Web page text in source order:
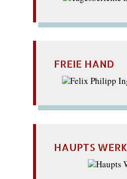
FREIE HAND
HAUPTS WERK